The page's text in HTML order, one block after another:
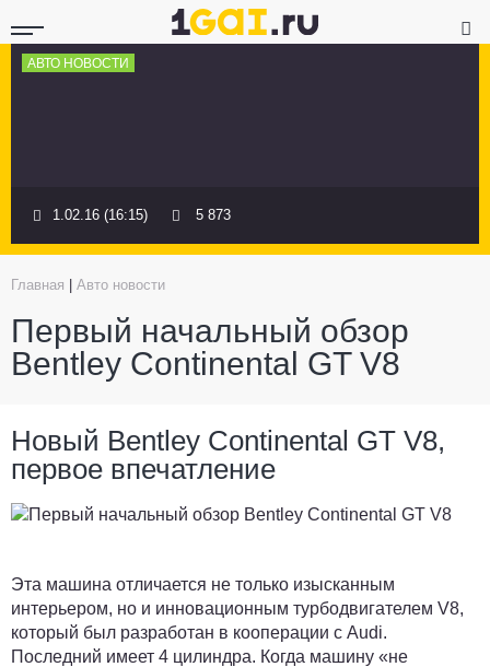
АВТО НОВОСТИ
1.02.16 (16:15) 5 873
Главная Авто новости
Первый начальный обзор
Bentley Continental GT V8
Новый Bentley Continental GT V8,
первое впечатление
Эта машина отличается не только изысканным
интерьером, но и инновационным турбодвигателем V8,
который был разработан в кооперации с Audi.
Последний имеет 4 цилиндра. Когда машину «не